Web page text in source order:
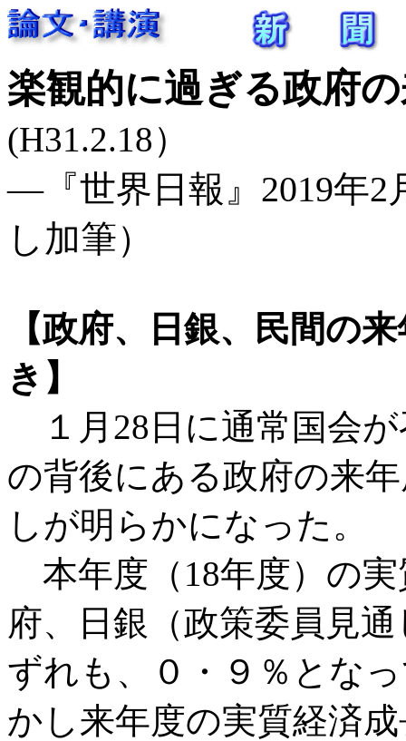
楽観的に過ぎる政府
(H31.2.18）
―『世界日報』2019年2
し加筆）
【政府、日銀、民間の
き】
１月28日に通常国会
の背後にある政府の来
しが明らかになった。
本年度（18年度）の
府、日銀（政策委員見
ずれも、０・９％とな
かし来年度の実質経済